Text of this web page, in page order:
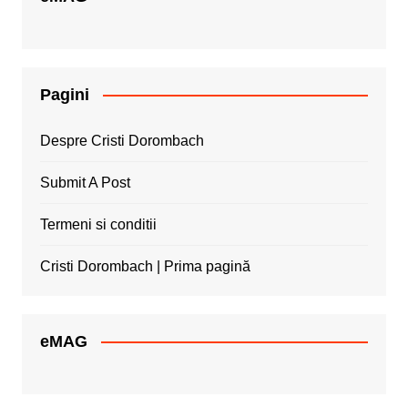
Pagini
Despre Cristi Dorombach
Submit A Post
Termeni si conditii
Cristi Dorombach | Prima pagină
eMAG